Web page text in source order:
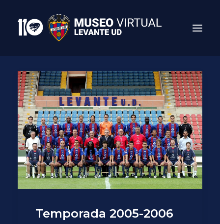
Search
Temporada 2005-2006